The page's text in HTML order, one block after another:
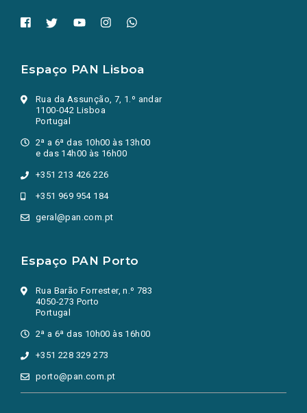
Espaço PAN Lisboa
Rua da Assunção, 7, 1.º andar
1100-042 Lisboa
Portugal
2ª a 6ª das 10h00 às 13h00
e das 14h00 às 16h00
+351 213 426 226
+351 969 954 184
geral@pan.com.pt
Espaço PAN Porto
Rua Barão Forrester, n.º 783
4050-273 Porto
Portugal
2ª a 6ª das 10h00 às 16h00
+351 228 329 273
porto@pan.com.pt